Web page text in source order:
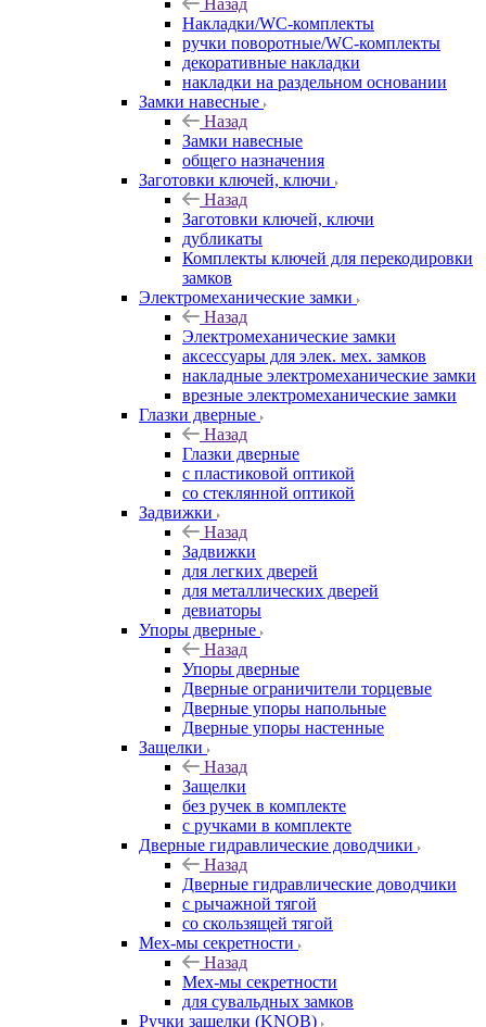
Назад
Накладки/WC-комплекты
ручки поворотные/WC-комплекты
декоративные накладки
накладки на раздельном основании
Замки навесные
Назад
Замки навесные
общего назначения
Заготовки ключей, ключи
Назад
Заготовки ключей, ключи
дубликаты
Комплекты ключей для перекодировки
замков
Электромеханические замки
Назад
Электромеханические замки
аксессуары для элек. мех. замков
накладные электромеханические замки
врезные электромеханические замки
Глазки дверные
Назад
Глазки дверные
с пластиковой оптикой
со стеклянной оптикой
Задвижки
Назад
Задвижки
для легких дверей
для металлических дверей
девиаторы
Упоры дверные
Назад
Упоры дверные
Дверные ограничители торцевые
Дверные упоры напольные
Дверные упоры настенные
Защелки
Назад
Защелки
без ручек в комплекте
с ручками в комплекте
Дверные гидравлические доводчики
Назад
Дверные гидравлические доводчики
с рычажной тягой
со скользящей тягой
Мех-мы секретности
Назад
Мех-мы секретности
для сувальдных замков
Ручки защелки (KNOB)